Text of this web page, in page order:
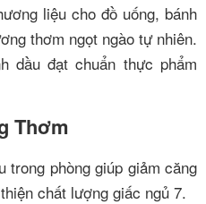
liệu cho đồ uống, bánh
thơm ngọt ngào tự nhiên.
dầu đạt chuẩn thực phẩm
Thơm
trong phòng giúp giảm căng
chất lượng giấc ngủ 7.